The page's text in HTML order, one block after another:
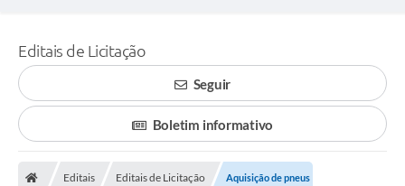
Editais de Licitação
Seguir
Boletim informativo
Editais Editais de Licitação Aquisição de pneus